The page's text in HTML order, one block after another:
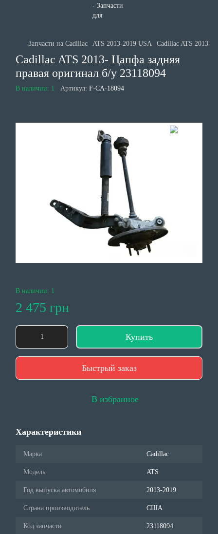
Запчасти на Cadillac ATS 2013-2019 USA Cadillac ATS 2013-
Cadillac ATS 2013- Цапфа задняя
правая оригинал б/у 23118094
В наличии: 1 Артикул: F-CA-18094
В наличии: 1
2 475 грн
Купить
Быстрый заказ
В избранное
Характеристики
Марка Cadillac
Модель ATS
Год выпуска автомобиля 2013-2019
Страна производитель США
Код запчасти 23118094